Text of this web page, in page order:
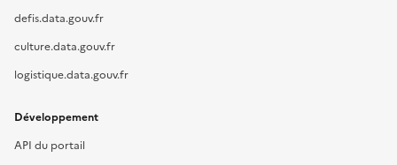
defis.data.gouv.fr
culture.data.gouv.fr
logistique.data.gouv.fr
Développement
API du portail